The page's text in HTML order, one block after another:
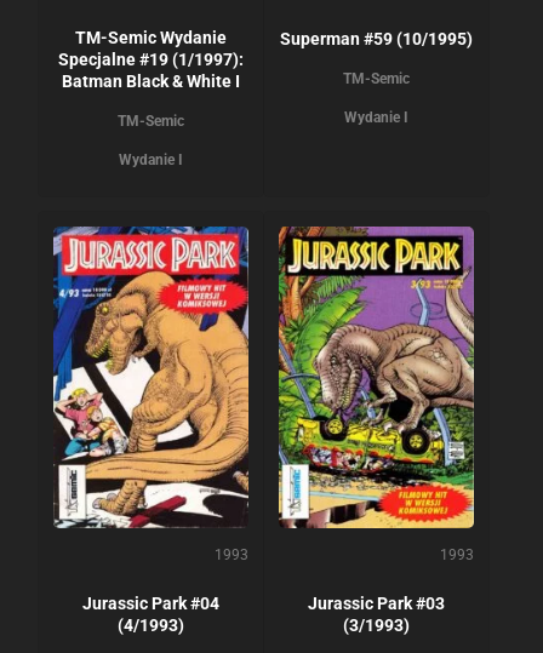
TM-Semic Wydanie
Specjalne #19 (1/1997):
Batman Black & White I
TM-Semic
Wydanie I
Superman #59 (10/1995)
TM-Semic
Wydanie I
1993
Jurassic Park #04
(4/1993)
1993
Jurassic Park #03
(3/1993)